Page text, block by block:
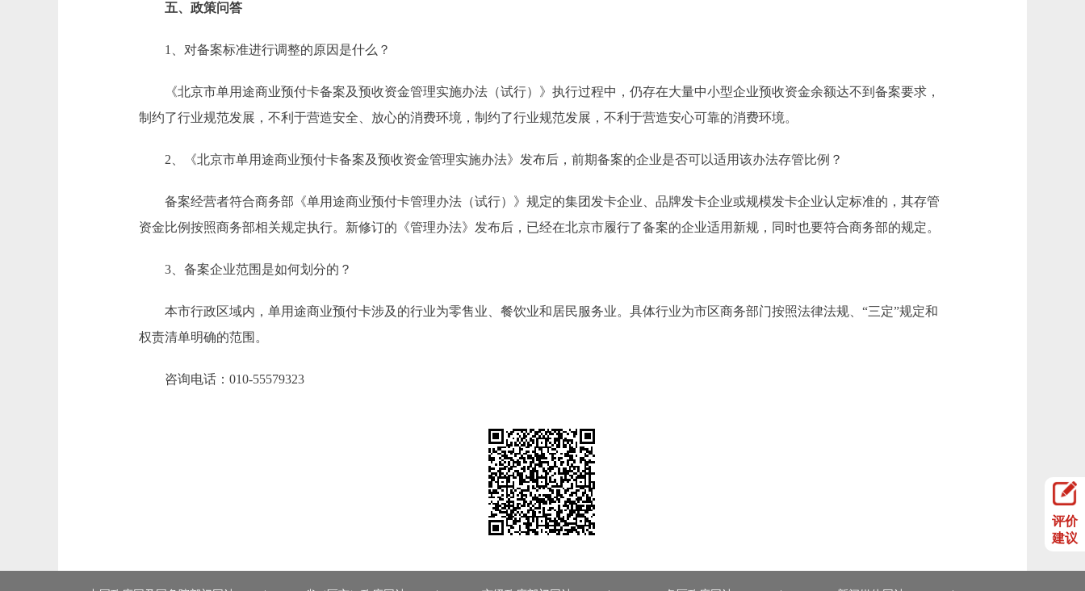
五、政策问答
1、对备案标准进行调整的原因是什么？
《北京市单用途商业预付卡备案及预收资金管理实施办法（试行）》执行过程中，仍存在大量中小型企业预收资金余额达不到备案要求，
制约了行业规范发展，不利于营造安全、放心的消费环境，制约了行业规范发展，不利于营造安心可靠的消费环境。
2、《北京市单用途商业预付卡备案及预收资金管理实施办法》发布后，前期备案的企业是否可以适用该办法存管比例？
备案经营者符合商务部《单用途商业预付卡管理办法（试行）》规定的集团发卡企业、品牌发卡企业或规模发卡企业认定标准的，其存管
资金比例按照商务部相关规定执行。新修订的《管理办法》发布后，已经在北京市履行了备案的企业适用新规，同时也要符合商务部的规定。
3、备案企业范围是如何划分的？
本市行政区域内，单用途商业预付卡涉及的行业为零售业、餐饮业和居民服务业。具体行业为市区商务部门按照法律法规、“三定”规定和
权责清单明确的范围。
咨询电话：010-55579323
评价
建议